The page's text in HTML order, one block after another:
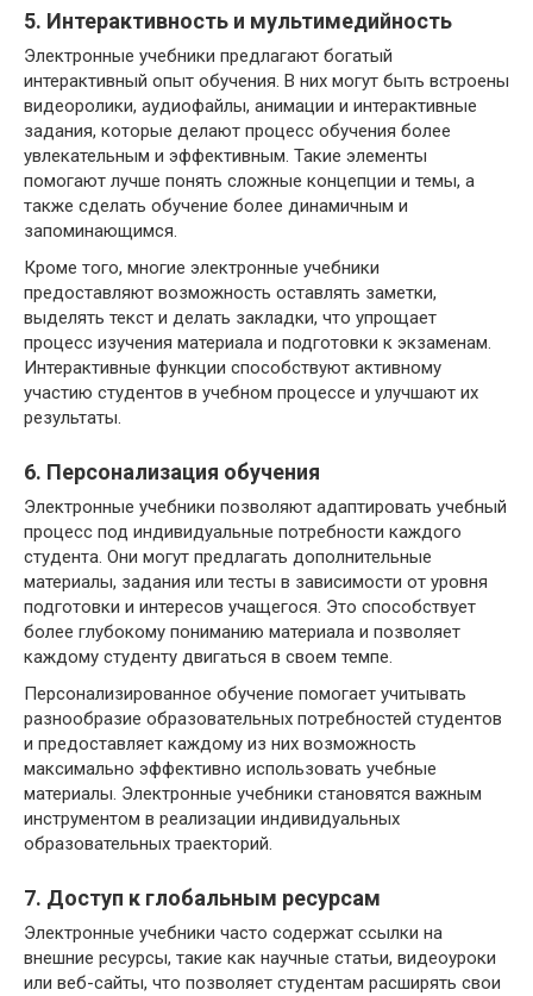
5. Интерактивность и мультимедийность
Электронные учебники предлагают богатый
интерактивный опыт обучения. В них могут быть встроены
видеоролики, аудиофайлы, анимации и интерактивные
задания, которые делают процесс обучения более
увлекательным и эффективным. Такие элементы
помогают лучше понять сложные концепции и темы, а
также сделать обучение более динамичным и
запоминающимся.
Кроме того, многие электронные учебники
предоставляют возможность оставлять заметки,
выделять текст и делать закладки, что упрощает
процесс изучения материала и подготовки к экзаменам.
Интерактивные функции способствуют активному
участию студентов в учебном процессе и улучшают их
результаты.
6. Персонализация обучения
Электронные учебники позволяют адаптировать учебный
процесс под индивидуальные потребности каждого
студента. Они могут предлагать дополнительные
материалы, задания или тесты в зависимости от уровня
подготовки и интересов учащегося. Это способствует
более глубокому пониманию материала и позволяет
каждому студенту двигаться в своем темпе.
Персонализированное обучение помогает учитывать
разнообразие образовательных потребностей студентов
и предоставляет каждому из них возможность
максимально эффективно использовать учебные
материалы. Электронные учебники становятся важным
инструментом в реализации индивидуальных
образовательных траекторий.
7. Доступ к глобальным ресурсам
Электронные учебники часто содержат ссылки на
внешние ресурсы, такие как научные статьи, видеоуроки
или веб-сайты, что позволяет студентам расширять свои